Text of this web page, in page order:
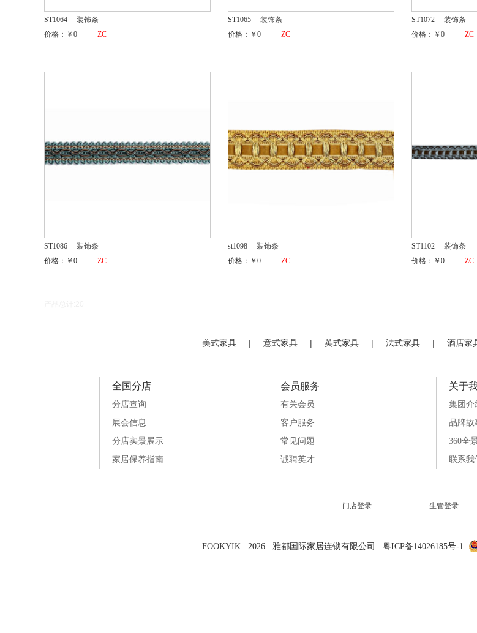
ST1064
装饰条
价格：￥0
ZC
ST1065
装饰条
价格：￥0
ZC
ST1072
装饰条
价格：￥0
ZC
ST1086
装饰条
价格：￥0
ZC
st1098
装饰条
价格：￥0
ZC
ST1102
装饰条
价格：￥0
ZC
美式家具 | 意式家具 | 英式家具 | 法式家具 | 酒店家
全国分店
分店查询
展会信息
分店实景展示
家居保养指南
会员服务
有关会员
客户服务
常见问题
诚聘英才
关于
集团介
品牌故
360全
联系我
门店登录 生管登录
FOOKYIK 2026 雅都国际家居连锁有限公司 粤ICP备14026185号-1